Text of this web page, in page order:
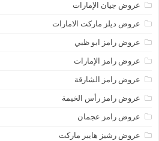
عروض جيان الإمارات
عروض ديلز ماركت الامارات
عروض رامز ابو ظبي
عروض رامز الإمارات
عروض رامز الشارقة
عروض رامز رأس الخيمة
عروض رامز عجمان
عروض رشيز هايبر ماركت